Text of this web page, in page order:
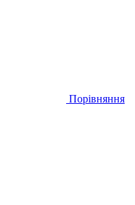
Порівняння